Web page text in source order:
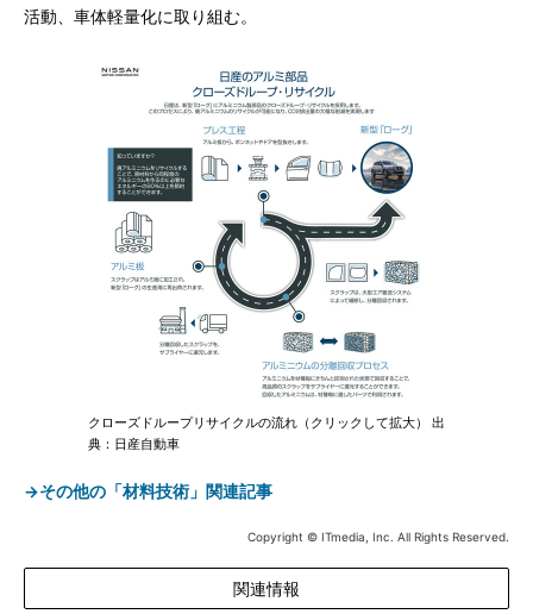
活動、車体軽量化に取り組む。
クローズドループリサイクルの流れ（クリックして拡大） 出
典：日産自動車
→その他の「材料技術」関連記事
Copyright © ITmedia, Inc. All Rights Reserved.
関連情報